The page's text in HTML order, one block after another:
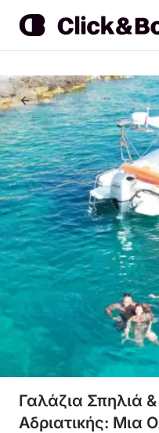
Γαλάζια Σπηλιά
Αδριατικής: Μια